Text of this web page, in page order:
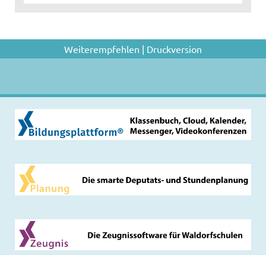
Weiterempfehlen | Druckversion